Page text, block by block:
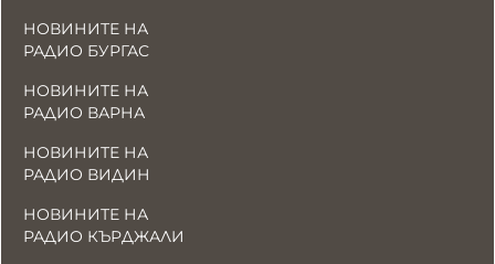
НОВИНИТЕ НА
РАДИО БУРГАС
НОВИНИТЕ НА
РАДИО ВАРНА
НОВИНИТЕ НА
РАДИО ВИДИН
НОВИНИТЕ НА
РАДИО КЪРДЖАЛИ